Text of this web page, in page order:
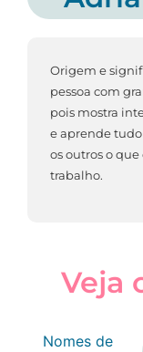
Origem e
pessoa com
pois mostra
e aprende
os outros o
trabalho.
Veja
Nomes de